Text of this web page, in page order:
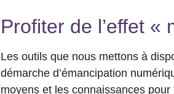
Profiter de l’effet «
Les outils que nous mettons à
démarche d’émancipation
moyens et les connaissances